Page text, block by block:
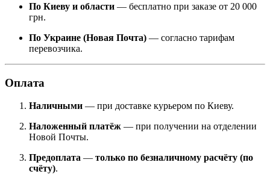
По Киеву и области — бесплатно при заказе от 20 000
грн.
По Украине (Новая Почта) — согласно тарифам
перевозчика.
Оплата
Наличными — при доставке курьером по Киеву.
Наложенный платёж — при получении на отделении
Новой Почты.
Предоплата — только по безналичному расчёту (по
счёту).